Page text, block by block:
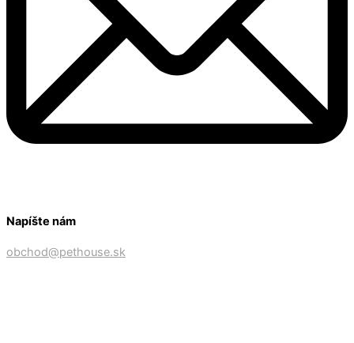
Napíšte nám
obchod@pethouse.sk